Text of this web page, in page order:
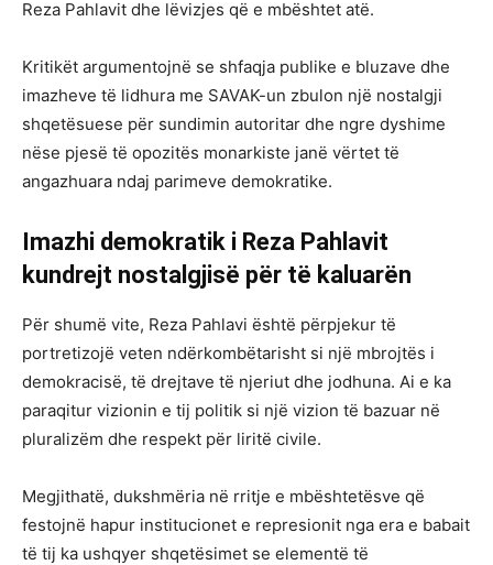
Reza Pahlavit dhe lëvizjes që e mbështet atë.
Kritikët argumentojnë se shfaqja publike e bluzave dhe
imazheve të lidhura me SAVAK-un zbulon një nostalgji
shqetësuese për sundimin autoritar dhe ngre dyshime
nëse pjesë të opozitës monarkiste janë vërtet të
angazhuara ndaj parimeve demokratike.
Imazhi demokratik i Reza Pahlavit
kundrejt nostalgjisë për të kaluarën
Për shumë vite, Reza Pahlavi është përpjekur të
portretizojë veten ndërkombëtarisht si një mbrojtës i
demokracisë, të drejtave të njeriut dhe jodhuna. Ai e ka
paraqitur vizionin e tij politik si një vizion të bazuar në
pluralizëm dhe respekt për liritë civile.
Megjithatë, dukshmëria në rritje e mbështetësve që
festojnë hapur institucionet e represionit nga era e babait
të tij ka ushqyer shqetësimet se elementë të